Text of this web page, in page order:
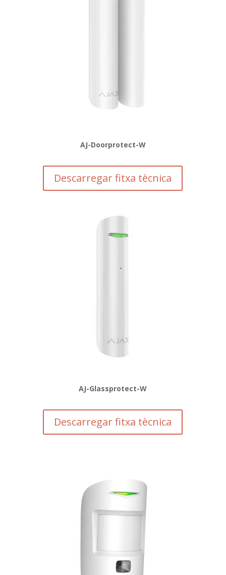
AJ-Doorprotect-W
Descarregar fitxa tècnica
AJ-Glassprotect-W
Descarregar fitxa tècnica